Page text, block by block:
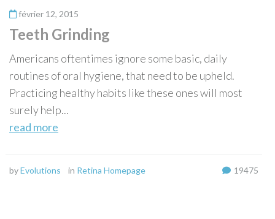
février 12, 2015
Teeth Grinding
Americans oftentimes ignore some basic, daily
routines of oral hygiene, that need to be upheld.
Practicing healthy habits like these ones will most
surely help...
read more
byEvolutions in Retina Homepage 19475